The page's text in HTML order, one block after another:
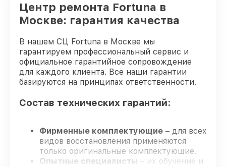
Центр ремонта Fortuna в
Москве: гарантия качества
В нашем СЦ Fortuna в Москве мы
гарантируем профессиональный сервис и
официальное гарантийное сопровождение
для каждого клиента. Все наши гарантии
базируются на принципах ответственности.
Состав технических гарантий:
Фирменные комплектующие – для всех
видов восстановления применяются
только оригинальные комплектующие.
Опытные специалисты – их обучение и